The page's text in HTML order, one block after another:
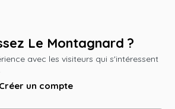
Le Montagnard ?
avec les visiteurs qui s'intéressent
Créer un compte